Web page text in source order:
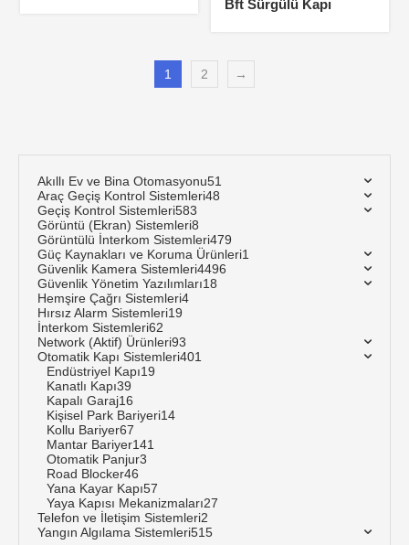
Bft Sürgülü Kapı
1 2 →
Akıllı Ev ve Bina Otomasyonu51
Araç Geçiş Kontrol Sistemleri48
Geçiş Kontrol Sistemleri583
Görüntü (Ekran) Sistemleri8
Görüntülü İnterkom Sistemleri479
Güç Kaynakları ve Koruma Ürünleri1
Güvenlik Kamera Sistemleri4496
Güvenlik Yönetim Yazılımları18
Hemşire Çağrı Sistemleri4
Hırsız Alarm Sistemleri19
İnterkom Sistemleri62
Network (Aktif) Ürünleri93
Otomatik Kapı Sistemleri401
Endüstriyel Kapı19
Kanatlı Kapı39
Kapalı Garaj16
Kişisel Park Bariyeri14
Kollu Bariyer67
Mantar Bariyer141
Otomatik Panjur3
Road Blocker46
Yana Kayar Kapı57
Yaya Kapısı Mekanizmaları27
Telefon ve İletişim Sistemleri2
Yangın Algılama Sistemleri515